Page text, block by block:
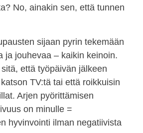
No, ainakin sen, että tunnen
sijaan pyrin tekemään
ja jouhevaa – kaikin keinoin.
että työpäivän jälkeen
TV:tä tai että roikkuisin
Arjen pyörittämisen
on minulle =
hyvinvointi ilman negatiivista